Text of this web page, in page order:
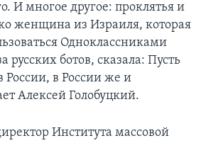
И многое другое: проклятья и
женщина из Израиля, которая
Одноклассниками
русских ботов, сказала: Пусть
России, в России же и
Алексей Голобуцкий.
Института массовой